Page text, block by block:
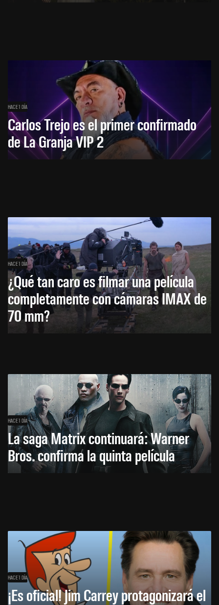
HACE 1 DÍA
Carlos Trejo es el primer confirmado
de La Granja VIP 2
HACE 1 DÍA
¿Qué tan caro es filmar una película
completamente con cámaras IMAX de
70 mm?
HACE 1 DÍA
La saga Matrix continuará: Warner
Bros. confirma la quinta película
HACE 1 DÍA
¡Es oficial! Jim Carrey protagonizará el